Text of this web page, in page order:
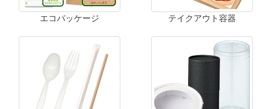
エコパッケージ テイクアウト容器